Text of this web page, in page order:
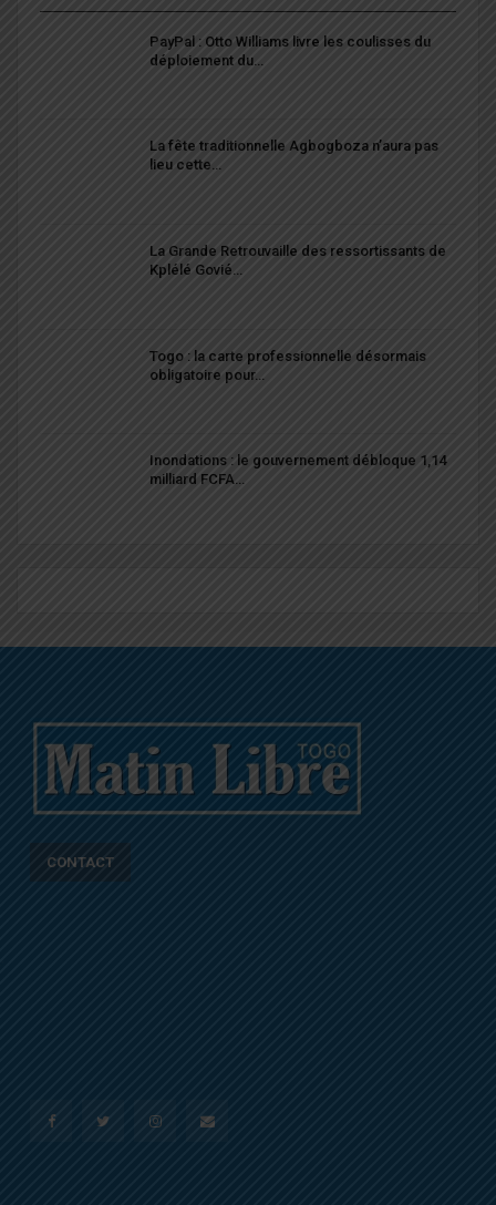
PayPal : Otto Williams livre les coulisses du
déploiement du…
La fête traditionnelle Agbogboza n’aura pas
lieu cette…
La Grande Retrouvaille des ressortissants de
Kplélé Govié…
Togo : la carte professionnelle désormais
obligatoire pour…
Inondations : le gouvernement débloque 1,14
milliard FCFA…
CONTACT